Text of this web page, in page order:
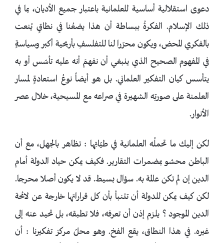
دعوى استقلالية أساسية للعلمانية باعتبار جميع الأديان، بما في
ذلك الإسلام. الفكرةُ ببساطة أن هذا يضعُنا في نطاقٍ يُنعت
بالفكري المحض، ويكون محرّرا لنا للتفلسفِ بأريحية أكبر وسياسةٍ
في المفهوم الصحيح الذي ينبغي أن نفهمَ أنه عليه تأسّس أو به
يتأسس كيان التفكير العلماني. بل هو أيضاً نوعُ استعادةٍ لمسار
العلمنة على صورتِه الشهيرة في صراعه مع المسيحية، خلال عصر
الأنوار.
لكن إليك ما تحملُه العلمانية في طيّاتِها : تظاهر بالجهل، مع أن
الباطن محشو بمضمرات التقارير. فكيف يمكن حياد الدولة أمام
الدين إن لم تكن عالمة به. سؤال بسيط. قد لا يكون أصلا محرجا.
لكن كيف يمكن للدولة أن تتنبأ بأن كل قراراتها خارجة عن لائحة
الدين الموجود ؟ يلزم إذن أن تعرفه، فلا تطبقه، بل تحيد عنه إلى
غيره. في هذا النطاق، يقع الفخ. وهو محلّ مركز تفكيرنا : أن